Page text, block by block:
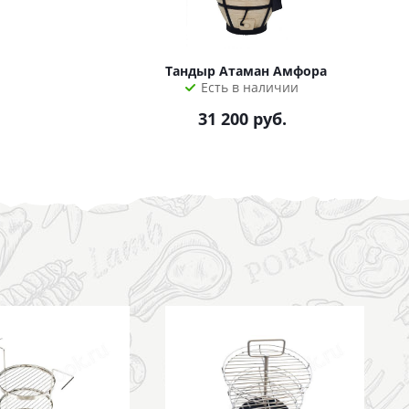
Тандыр Атаман Амфора
Есть в наличии
31 200 руб.